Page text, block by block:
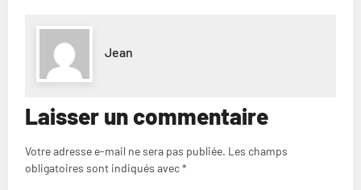
Jean
Laisser un commentaire
Votre adresse e-mail ne sera pas publiée. Les champs
obligatoires sont indiqués avec*